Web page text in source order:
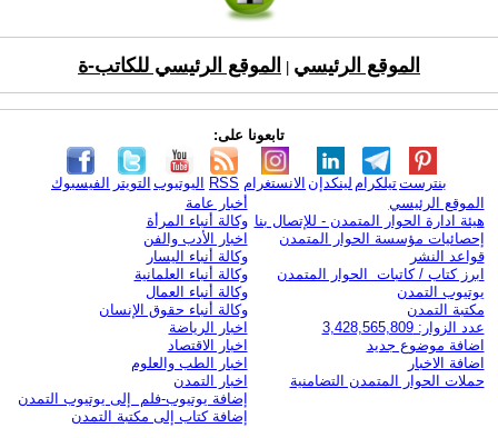
الموقع الرئيسي الموقع الرئيسي للكاتب-ة
تابعونا على:
الفيسبوك التويتر اليوتيوب RSS الانستغرام لينكدإن تيلكرامبنترست
الموقع الرئيسي
هيئة ادارة الحوار المتمدن - للإتصال بنا
إحصائيات مؤسسة الحوار المتمدن
قواعد النشر
ابرز كتاب / كاتبات الحوار المتمدن
يوتيوب التمدن
مكتبة التمدن
عدد الزوار: 3,428,565,809
اضافة موضوع جديد
اضافة الاخبار
حملات الحوار المتمدن التضامنية
أخبار عامة
وكالة أنباء المرأة
اخبار الأدب والفن
وكالة أنباء اليسار
وكالة أنباء العلمانية
وكالة أنباء العمال
وكالة أنباء حقوق الإنسان
اخبار الرياضة
اخبار الاقتصاد
اخبار الطب والعلوم
اخبار التمدن
إضافة يوتيوب-فلم إلى يوتيوب التمدن
إضافة كتاب إلى مكتبة التمدن